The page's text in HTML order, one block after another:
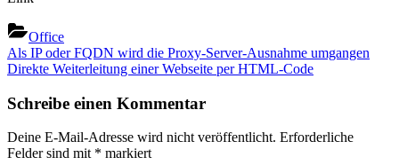
Office
Beitragsnavigation
Previous
Post:
Als IP oder FQDN wird die Proxy-Server-Ausnahme umgangen
Next
Direkte Weiterleitung einer Webseite per HTML-Code
Schreibe einen Kommentar
Deine E-Mail-Adresse wird nicht veröffentlicht. Erforderliche
Felder sind mit * markiert